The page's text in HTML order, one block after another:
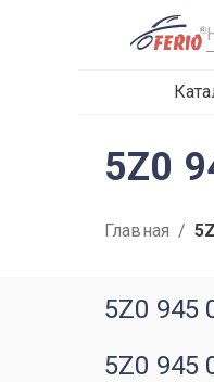
R
5Z0
Главная /
5Z0 945
5Z0 945